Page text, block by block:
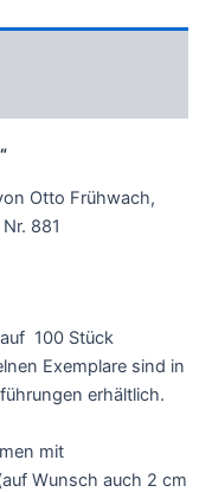
Otto Frühwach,
881
100 Stück
Exemplare sind in
erhältlich.
mit
Wunsch auch 2 cm